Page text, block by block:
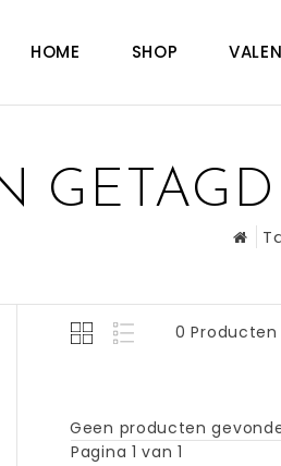
HOME SHOP
0 Producten
Geen producten
Pagina 1 van 1